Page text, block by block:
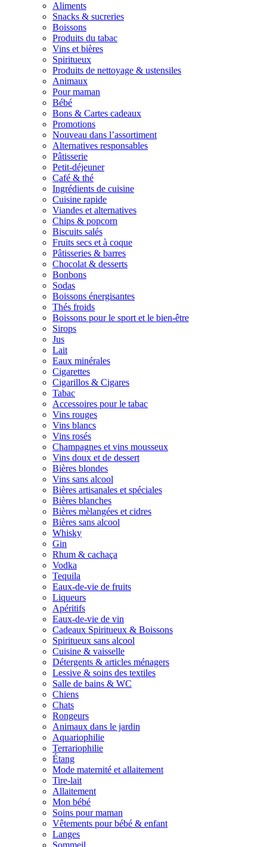
Aliments
Snacks & sucreries
Boissons
Produits du tabac
Vins et bières
Spiritueux
Produits de nettoyage & ustensiles
Animaux
Pour maman
Bébé
Bons & Cartes cadeaux
Promotions
Nouveau dans l’assortiment
Alternatives responsables
Pâtisserie
Petit-déjeuner
Café & thé
Ingrédients de cuisine
Cuisine rapide
Viandes et alternatives
Chips & popcorn
Biscuits salés
Fruits secs et à coque
Pâtisseries & barres
Chocolat & desserts
Bonbons
Sodas
Boissons énergisantes
Thés froids
Boissons pour le sport et le bien-être
Sirops
Jus
Lait
Eaux minérales
Cigarettes
Cigarillos & Cigares
Tabac
Accessoires pour le tabac
Vins rouges
Vins blancs
Vins rosés
Champagnes et vins mousseux
Vins doux et de dessert
Bières blondes
Vins sans alcool
Bières artisanales et spéciales
Bières blanches
Bières mèlangées et cidres
Bières sans alcool
Whisky
Gin
Rhum & cachaça
Vodka
Tequila
Eaux-de-vie de fruits
Liqueurs
Apéritifs
Eaux-de-vie de vin
Cadeaux Spiritueux & Boissons
Spiritueux sans alcool
Cuisine & vaisselle
Détergents & articles ménagers
Lessive & soins des textiles
Salle de bains & WC
Chiens
Chats
Rongeurs
Animaux dans le jardin
Aquariophilie
Terrariophilie
Étang
Mode maternité et allaitement
Tire-lait
Allaitement
Mon bébé
Soins pour maman
Vêtements pour bébé & enfant
Langes
Sommeil